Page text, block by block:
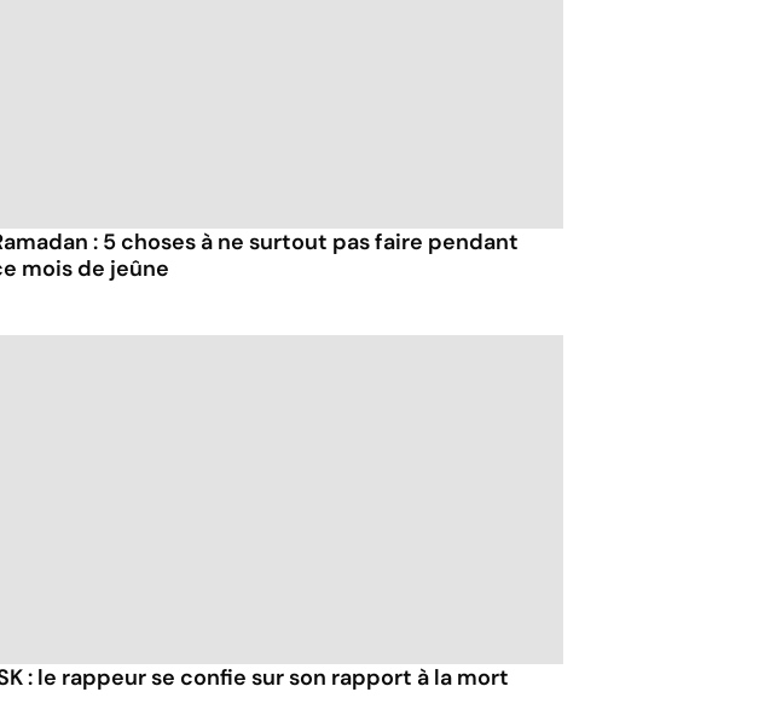
: 5 choses à ne surtout pas faire pendant
mois de jeûne
: le rappeur se confie sur son rapport à la mort